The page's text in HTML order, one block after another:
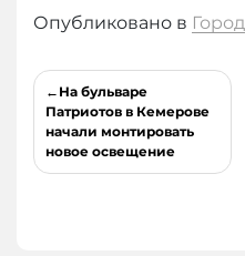
Опубликовано в Город
Навигация
по
записям
На бульваре
Патриотов в Кемерове
начали монтировать
новое освещение